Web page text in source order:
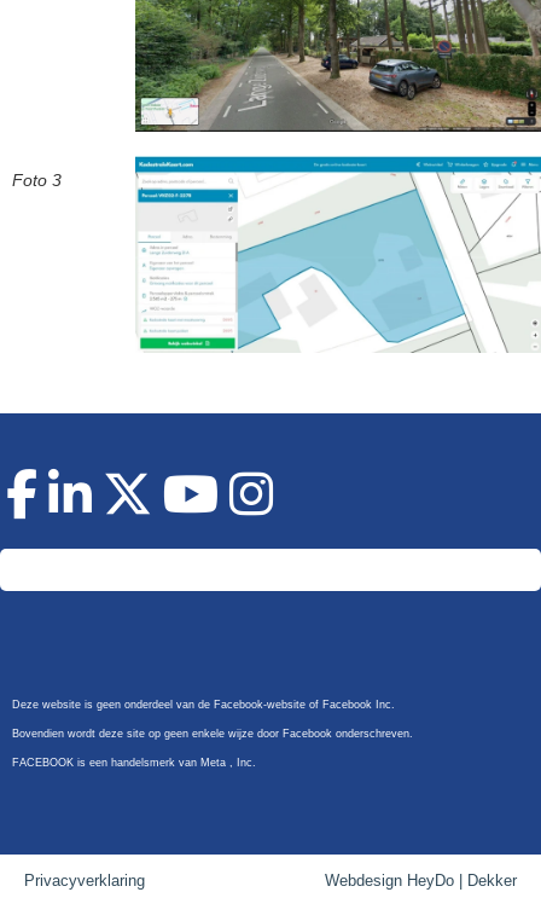
Foto 3
Deze website is geen onderdeel van de Facebook-website of Facebook Inc.
Bovendien wordt deze site op geen enkele wijze door Facebook onderschreven.
FACEBOOK is een handelsmerk van Meta , Inc.
Privacyverklaring Webdesign HeyDo | Dekker